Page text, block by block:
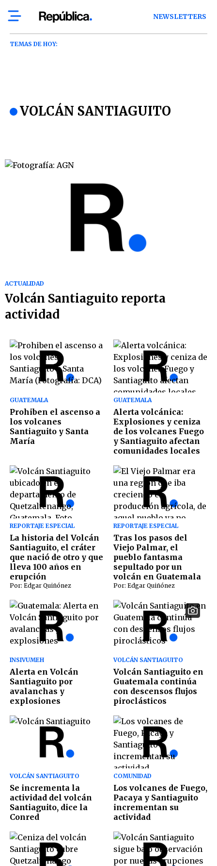
NEWSLETTERS
TEMAS DE HOY:
VOLCÁN SANTIAGUITO
ACTUALIDAD
Volcán Santiaguito reporta
actividad
GUATEMALA
Prohiben el ascenso a
los volcanes
Santiaguito y Santa
María
GUATEMALA
Alerta volcánica:
Explosiones y ceniza
de los volcanes Fuego
y Santiaguito afectan
comunidades locales
REPORTAJE ESPECIAL
La historia del Volcán
Santiaguito, el cráter
que nació de otro y que
lleva 100 años en
erupción
Por: Edgar Quiñónez
REPORTAJE ESPECIAL
Tras los pasos del
Viejo Palmar, el
pueblo fantasma
sepultado por un
volcán en Guatemala
Por: Edgar Quiñónez
INSIVUMEH
Alerta en Volcán
Santiaguito por
avalanchas y
explosiones
VOLCÁN SANTIAGUITO
Volcán Santiaguito en
Guatemala continúa
con descensos flujos
piroclásticos
VOLCÁN SANTIAGUITO
Se incrementa la
actividad del volcán
Santiaguito, dice la
Conred
COMUNIDAD
Los volcanes de Fuego,
Pacaya y Santiaguito
incrementan su
actividad